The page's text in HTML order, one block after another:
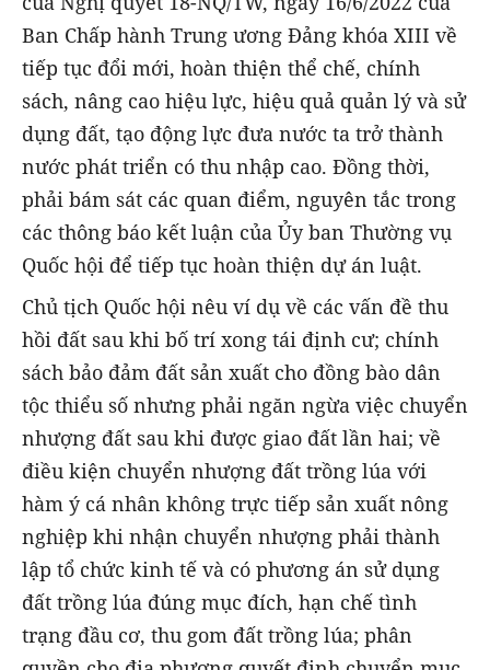
Ban Chấp hành Trung ương Đảng khóa XIII về
tiếp tục đổi mới, hoàn thiện thể chế, chính
sách, nâng cao hiệu lực, hiệu quả quản lý và sử
dụng đất, tạo động lực đưa nước ta trở thành
nước phát triển có thu nhập cao. Đồng thời,
phải bám sát các quan điểm, nguyên tắc trong
các thông báo kết luận của Ủy ban Thường vụ
Quốc hội để tiếp tục hoàn thiện dự án luật.
Chủ tịch Quốc hội nêu ví dụ về các vấn đề thu
hồi đất sau khi bố trí xong tái định cư; chính
sách bảo đảm đất sản xuất cho đồng bào dân
tộc thiểu số nhưng phải ngăn ngừa việc chuyển
nhượng đất sau khi được giao đất lần hai; về
điều kiện chuyển nhượng đất trồng lúa với
hàm ý cá nhân không trực tiếp sản xuất nông
nghiệp khi nhận chuyển nhượng phải thành
lập tổ chức kinh tế và có phương án sử dụng
đất trồng lúa đúng mục đích, hạn chế tình
trạng đầu cơ, thu gom đất trồng lúa; phân